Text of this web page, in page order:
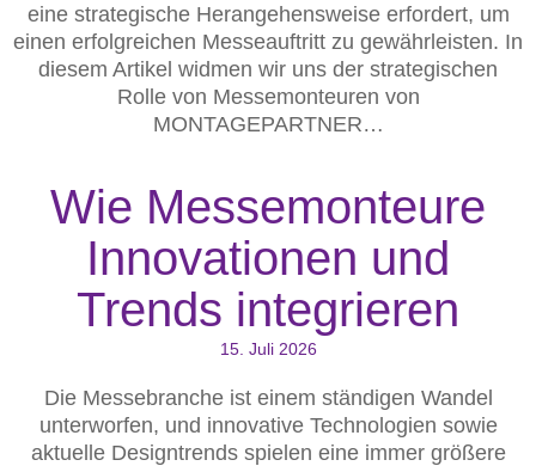
eine strategische Herangehensweise erfordert, um
einen erfolgreichen Messeauftritt zu gewährleisten. In
diesem Artikel widmen wir uns der strategischen
Rolle von Messemonteuren von
MONTAGEPARTNER…
Wie Messemonteure
Innovationen und
Trends integrieren
15. Juli 2026
Die Messebranche ist einem ständigen Wandel
unterworfen, und innovative Technologien sowie
aktuelle Designtrends spielen eine immer größere